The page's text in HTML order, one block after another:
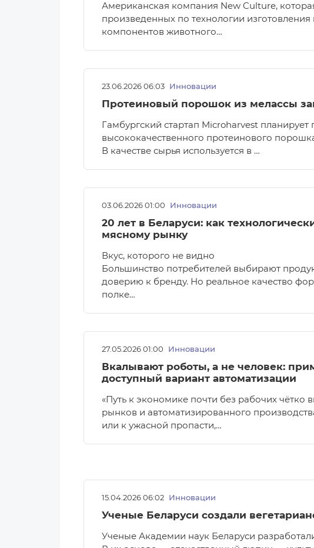
Американская компания New Culture,
произведенных по технологии
компонентов животного…
23.06.2026 06:03 Инновации
Протеиновый порошок из мелассы
Гамбургский стартап Microharvest планирует
высококачественного протеинового
В качестве сырья используется в …
03.06.2026 01:00 Инновации
20 лет в Беларуси: как
мясному рынку
Вкус, которого не видно
Большинство потребителей выбирают
доверию к бренду. Но реальное качество
полке…
27.05.2026 01:00 Инновации
Вкалывают роботы, а не человек:
доступный вариант автоматизации
«Путь к экономике почти без рабочих
рынков и автоматизированного
или к ужасной пропасти,…
15.04.2026 06:02 Инновации
Ученые Беларуси создали
Ученые Академии наук Беларуси